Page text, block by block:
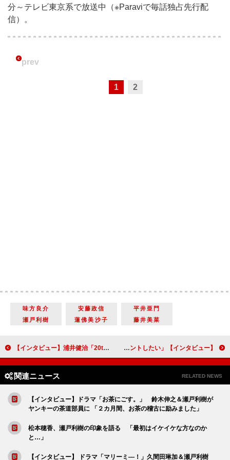
分～テレビ東京系で放送中（※Paraviで毎話独占先行配
信）。
prev
1 2
味方良介 安藤政信
平井亜門
瀬戸利樹
蓮佛美沙子 藤井美菜
【インタビュー】浦井健治「20th Anniversary Concert～Piece～」俳優生活20周年を迎え「もう一回ゼロからやり直そうと思えた」 【インタビュー】丸美屋食品ミュージカル「アニー」マルシア １年越しの上演で「パワーをプレゼントしたい」
関連ニュース RELATED NEWS
【インタビュー】ドラマ「お茶にごす。」 鈴木伸之＆瀬戸利樹が
ヤンキーの茶道部員に 「２カ月間、お茶の稽古に励みました」
松本穂香、瀬戸利樹の印象を語る 「最初はイケイケな方なのか
と…」
【インタビュー】 ドラマ「マリーミ―！」久間田琳加＆瀬戸利樹